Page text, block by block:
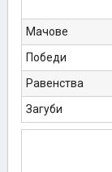
Мачове
Победи
Равенства
Загуби